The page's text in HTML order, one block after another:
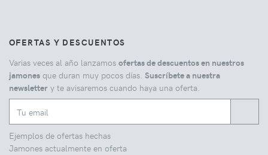
OFERTAS Y DESCUENTOS
Varias veces al año lanzamos ofertas de descuentos en nuestros
jamones que duran muy pocos días. Suscríbete a nuestra
newsletter y te avisaremos cuando haya una oferta.
Ejemplos de ofertas hechas
Jamones actualmente en oferta